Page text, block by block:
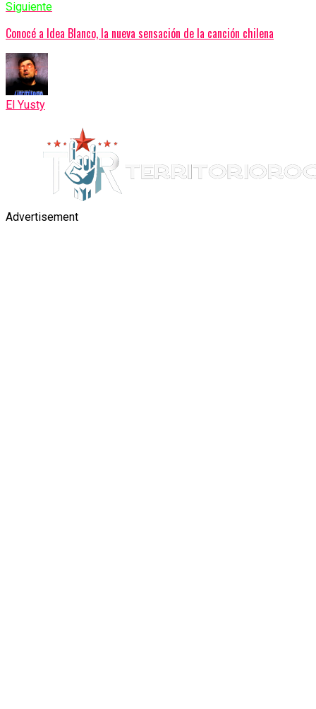
Siguiente
Conocé a Idea Blanco, la nueva sensación de la canción chilena
El Yusty
Advertisement